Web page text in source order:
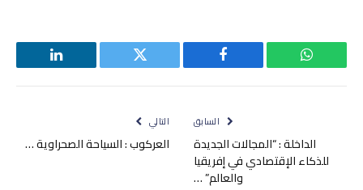
واتساب فيسبوك تويتر لينكدإن
السابق
الداخلة : “المجالات الجديدة
للذكاء الإقتصادي في إفريقيا
والعالم” …
التالي
العركوب : السياحة الصحراوية …